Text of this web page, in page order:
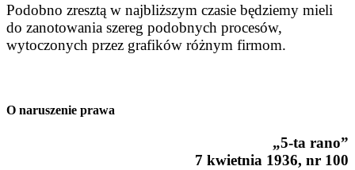
Podobno zresztą w najbliższym czasie będziemy mieli
do zanotowania szereg po­dobnych procesów,
wytoczonych przez gra­fików różnym firmom.
O naruszenie prawa
„5-ta rano”
7 kwietnia 1936, nr 100